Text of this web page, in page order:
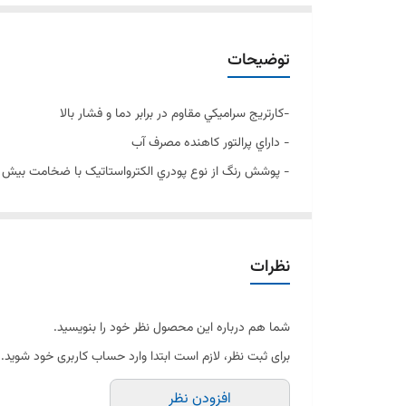
توضیحات
-کارتريج سراميکي مقاوم در برابر دما و فشار بالا
- داراي پرالتور کاهنده مصرف آب
- پوشش رنگ از نوع پودري الکترواستاتيک با ضخامت بيش از 100
- دسته اهرمی برای کنترل بدون زحمت دما و جریان آب
-ساختار ارگونوميک
- نصب سريع و آسان
- سايز کارتريج: mm 35
-کنترل کيفيت صددرصد
نظرات
شما هم درباره این محصول نظر خود را بنویسید.
برای ثبت نظر، لازم است ابتدا وارد حساب کاربری خود شوید.
افزودن نظر